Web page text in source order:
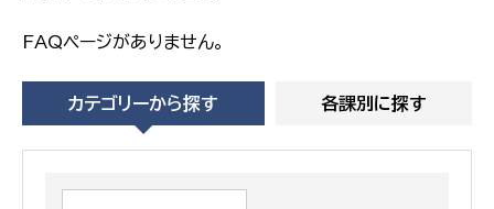
FAQページがありません。
カテゴリーから探す 各課別に探す